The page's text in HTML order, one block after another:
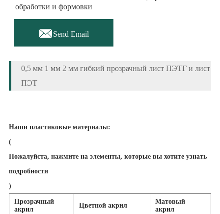
обработки и формовки
Send Email
0,5 мм 1 мм 2 мм гибкий прозрачный лист ПЭТГ и лист
ПЭТ
Наши пластиковые материалы:
(
Пожалуйста, нажмите на элементы, которые вы хотите узнать
подробности
)
Прозрачный
акрил
Цветной акрил
Матовый
акрил